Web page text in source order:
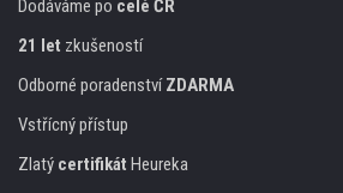
Dodáváme po celé ČR
21 let zkušeností
Odborné poradenstvíZDARMA
Vstřícný přístup
Zlatý certifikát Heureka